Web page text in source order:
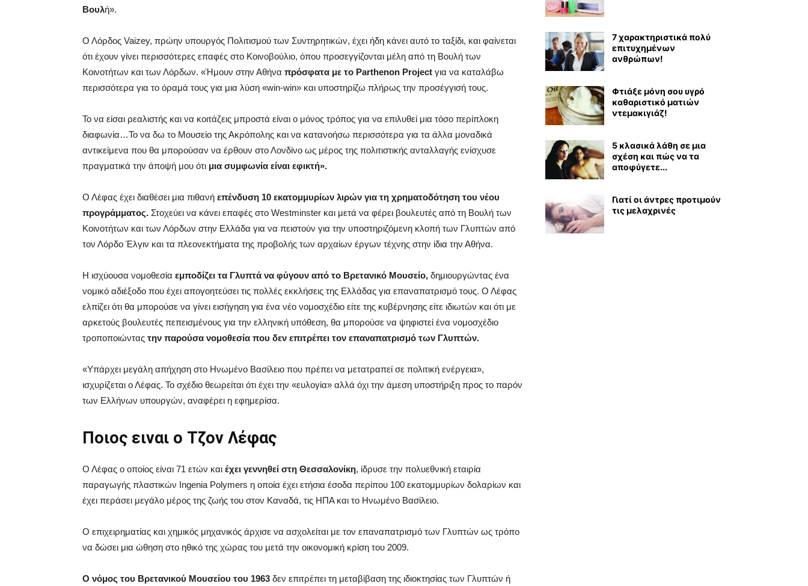
Βουλή».
Ο Λόρδος Vaizey, πρώην υπουργός Πολιτισμού των Συντηρητικών, έχει ήδη κάνει αυτό το ταξίδι, και φαίνεται
ότι έχουν γίνει περισσότερες επαφές στο Κοινοβούλιο, όπου προσεγγίζονται μέλη από τη Βουλή των
Κοινοτήτων και των Λόρδων. «Ήμουν στην Αθήνα πρόσφατα με το Parthenon Project για να καταλάβω
περισσότερα για το όραμά τους για μια λύση «win-win» και υποστηρίζω πλήρως την προσέγγισή τους.
Το να είσαι ρεαλιστής και να κοιτάζεις μπροστά είναι ο μόνος τρόπος για να επιλυθεί μια τόσο περίπλοκη
διαφωνία…Το να δω το Μουσείο της Ακρόπολης και να κατανοήσω περισσότερα για τα άλλα μοναδικά
αντικείμενα που θα μπορούσαν να έρθουν στο Λονδίνο ως μέρος της πολιτιστικής ανταλλαγής ενίσχυσε
πραγματικά την άποψή μου ότι μια συμφωνία είναι εφικτή».
Ο Λέφας έχει διαθέσει μια πιθανή επένδυση 10 εκατομμυρίων λιρών για τη χρηματοδότηση του νέου
προγράμματος. Στοχεύει να κάνει επαφές στο Westminster και μετά να φέρει βουλευτές από τη Βουλή των
Κοινοτήτων και των Λόρδων στην Ελλάδα για να πειστούν για την υποστηριζόμενη κλοπή των Γλυπτών από
τον Λόρδο Έλγιν και τα πλεονεκτήματα της προβολής των αρχαίων έργων τέχνης στην ίδια την Αθήνα.
Η ισχύουσα νομοθεσία εμποδίζει τα Γλυπτά να φύγουν από το Βρετανικό Μουσείο, δημιουργώντας ένα
νομικό αδιέξοδο που έχει απογοητεύσει τις πολλές εκκλήσεις της Ελλάδας για επαναπατρισμό τους. Ο Λέφας
ελπίζει ότι θα μπορούσε να γίνει εισήγηση για ένα νέο νομοσχέδιο είτε της κυβέρνησης είτε ιδιωτών και ότι με
αρκετούς βουλευτές πεπεισμένους για την ελληνική υπόθεση, θα μπορούσε να ψηφιστεί ένα νομοσχέδιο
τροποποιώντας την παρούσα νομοθεσία που δεν επιτρέπει τον επαναπατρισμό των Γλυπτών.
«Υπάρχει μεγάλη απήχηση στο Ηνωμένο Βασίλειο που πρέπει να μετατραπεί σε πολιτική ενέργεια»,
ισχυρίζεται ο Λέφας. Το σχέδιο θεωρείται ότι έχει την «ευλογία» αλλά όχι την άμεση υποστήριξη προς το παρόν
των Ελλήνων υπουργών, αναφέρει η εφημερίσα.
Ποιος ειναι ο Τζον Λέφας
Ο Λέφας ο οποίος είναι 71 ετών και έχει γεννηθεί στη Θεσσαλονίκη, ίδρυσε την πολυεθνική εταιρία
παραγωγής πλαστικών Ingenia Polymers η οποία έχει ετήσια έσοδα περίπου 100 εκατομμυρίων δολαρίων και
έχει περάσει μεγάλο μέρος της ζωής του στον Καναδά, τις ΗΠΑ και το Ηνωμένο Βασίλειο.
Ο επιχειρηματίας και χημικός μηχανικός άρχισε να ασχολείται με τον επαναπατρισμό των Γλυπτών ως τρόπο
να δώσει μια ώθηση στο ηθικό της χώρας του μετά την οικονομική κρίση του 2009.
Ο νόμος του Βρετανικού Μουσείου του 1963 δεν επιτρέπει τη μεταβίβαση της ιδιοκτησίας των Γλυπτών ή
7 χαρακτηριστικά πολύ
επιτυχημένων
ανθρώπων!
Φτιάξε μόνη σου υγρό
καθαριστικό ματιών
ντεμακιγιάζ!
5 κλασικά λάθη σε μια
σχέση και πώς να τα
αποφύγετε...
Γιατί οι άντρες προτιμούν
τις μελαχρινές